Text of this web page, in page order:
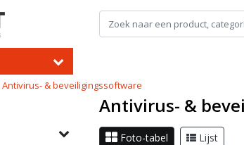
Antivirus- & beveiligingssoftware
Antivirus- &
Foto-tabel Lijst